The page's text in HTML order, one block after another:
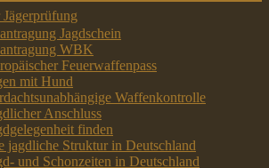
Jagdschein
WBK
Feuerwaffenpass
mit Hund
Waffenkontrolle
Anschluss
finden
jagdliche Struktur in Deutschland
und Schonzeiten in Deutschland